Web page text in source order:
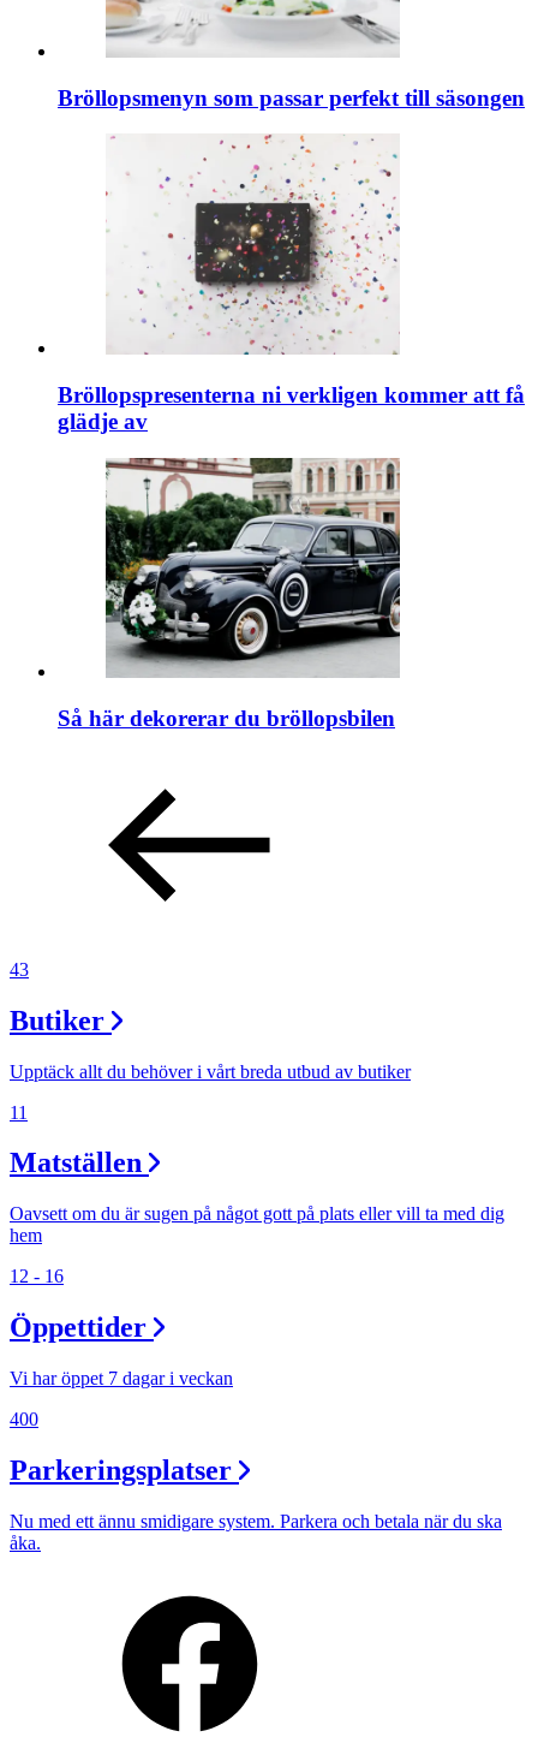
Bröllopsmenyn som passar perfekt till säsongen
Bröllopspresenterna ni verkligen kommer att få
glädje av
Så här dekorerar du bröllopsbilen
43
Butiker
Upptäck allt du behöver i vårt breda utbud av butiker
11
Matställen
Oavsett om du är sugen på något gott på plats eller vill ta med dig
hem
12 - 16
Öppettider
Vi har öppet 7 dagar i veckan
400
Parkeringsplatser
Nu med ett ännu smidigare system. Parkera och betala när du ska
åka.